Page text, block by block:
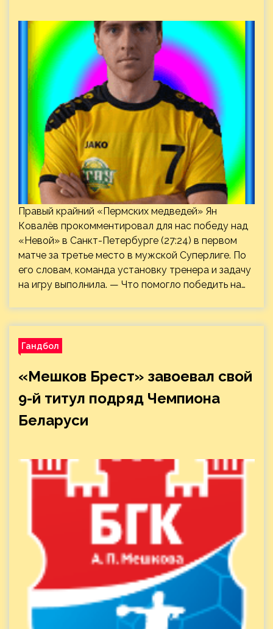
Правый крайний «Пермских медведей» Ян
Ковалёв прокомментировал для нас победу над
«Невой» в Санкт-Петербурге (27:24) в первом
матче за третье место в мужской Суперлиге. По
его словам, команда установку тренера и задачу
на игру выполнила. — Что помогло победить на…
Гандбол
«Мешков Брест» завоевал свой
9-й титул подряд Чемпиона
Беларуси